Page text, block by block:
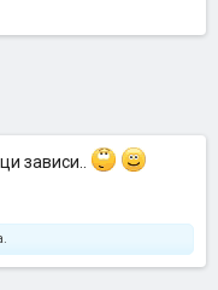
зависи..